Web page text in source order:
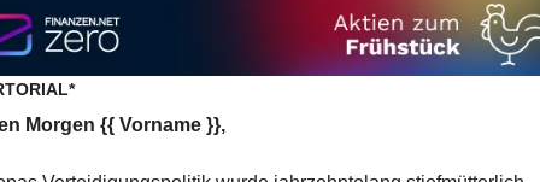
Morgen {{ Vorname }},